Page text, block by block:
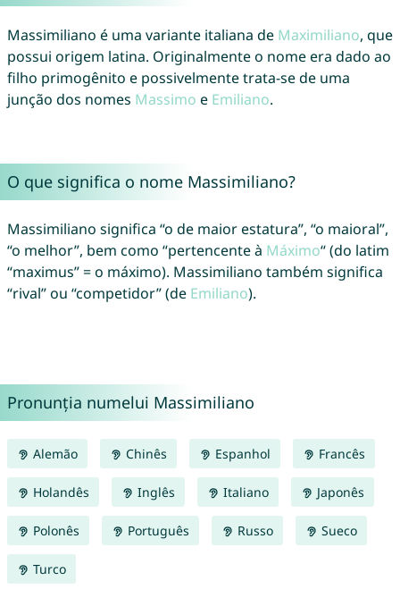
Massimiliano é uma variante italiana de Maximiliano, que
possui origem latina. Originalmente o nome era dado ao
filho primogênito e possivelmente trata-se de uma
junção dos nomes Massimo e Emiliano.
O que significa o nome Massimiliano?
Massimiliano significa “o de maior estatura”, “o maioral”,
“o melhor”, bem como “pertencente à Máximo“ (do latim
“maximus” = o máximo). Massimiliano também significa
“rival” ou “competidor” (de Emiliano).
Pronunția numelui Massimiliano
Alemão Chinês Espanhol Francês
Holandês Inglês Italiano Japonês
Polonês Português Russo Sueco
Turco